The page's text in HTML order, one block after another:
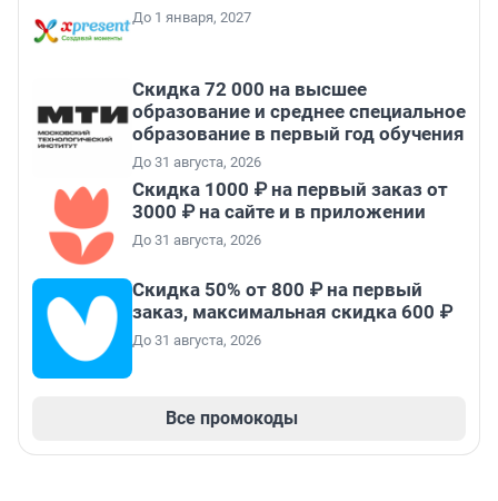
До 1 января, 2027
Скидка 72 000 на высшее
образование и среднее специальное
образование в первый год обучения
До 31 августа, 2026
Скидка 1000 ₽ на первый заказ от
3000 ₽ на сайте и в приложении
До 31 августа, 2026
Скидка 50% от 800 ₽ на первый
заказ, максимальная скидка 600 ₽
До 31 августа, 2026
Все промокоды